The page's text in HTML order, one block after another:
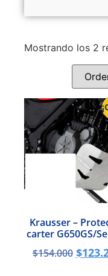
Mostrando los 2
Krausser –
carter G650GS/
$154.000 $